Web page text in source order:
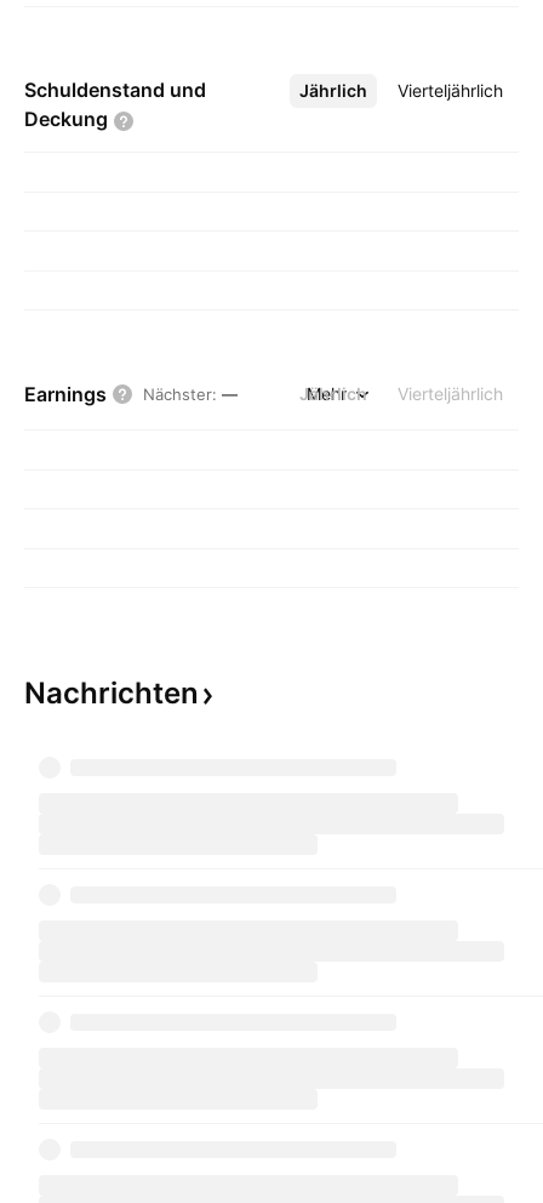
Schuldenstand und
Deckung
Jährlich Vierteljährlich
Mehr
Earnings Nächster: — Jährlich Vierteljährlich
Mehr
Nachrichten